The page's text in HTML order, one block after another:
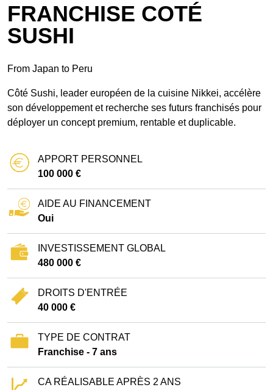
FRANCHISE COTÉ
SUSHI
From Japan to Peru
Côté Sushi, leader européen de la cuisine Nikkei, accélère
son développement et recherche ses futurs franchisés pour
déployer un concept premium, rentable et duplicable.
APPORT PERSONNEL
100 000 €
AIDE AU FINANCEMENT
Oui
INVESTISSEMENT GLOBAL
480 000 €
DROITS D'ENTRÉE
40 000 €
TYPE DE CONTRAT
Franchise - 7 ans
CA RÉALISABLE APRÈS 2 ANS